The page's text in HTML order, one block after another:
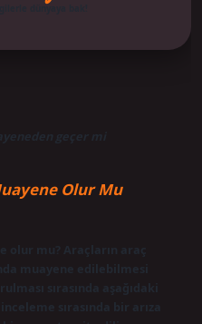
dünyaya bak!
geçer mi
Olur Mu
olur mu? Araçların araç
muayene edilebilmesi
sırasında aşağıdaki
sırasında bir arıza